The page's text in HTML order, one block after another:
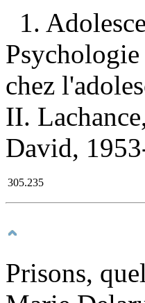
1.
chez
II.
David,
305.235
Prisons,